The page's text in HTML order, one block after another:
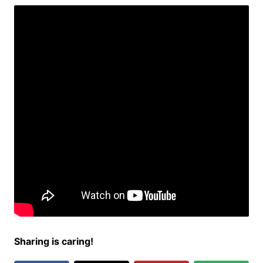
Sharing is caring!